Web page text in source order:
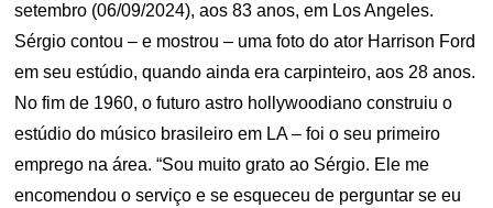
setembro (06/09/2024), aos 83 anos, em Los Angeles.
Sérgio contou – e mostrou – uma foto do ator Harrison Ford
em seu estúdio, quando ainda era carpinteiro, aos 28 anos.
No fim de 1960, o futuro astro hollywoodiano construiu o
estúdio do músico brasileiro em LA – foi o seu primeiro
emprego na área. “Sou muito grato ao Sérgio. Ele me
encomendou o serviço e se esqueceu de perguntar se eu